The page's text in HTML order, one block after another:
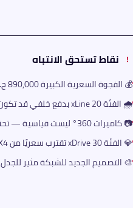
! نقاط تستحق الانتباه
💰 الفجوة السعرية الكبيرة 890,000 ج.م بين الفئتين
🌧️ الفئة 20 xLine بدفع خلفي قد تكون تحديًا في الأمطار
📷 كاميرات 360° ليست قياسية — تحتاج طلب إضافي
💎 الفئة 30 xDrive تقترب سعريًا من X4 الأكثر رياضية
🎨 التصميم الجديد للشبكة مثير للجدل